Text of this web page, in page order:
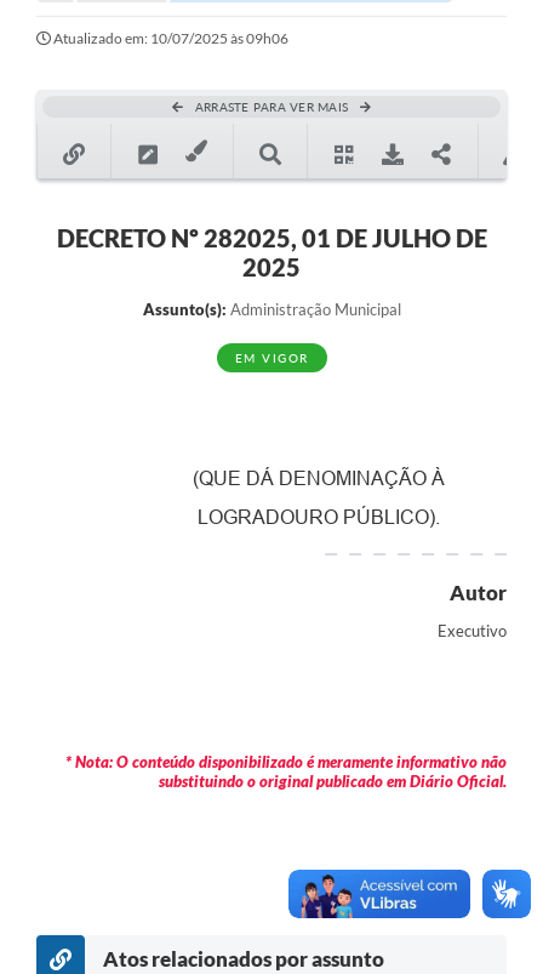
Notícias
Serviços Online
Multimídia
Empregos & Oportunidades
Atendimento Odontológico
Atualizado em: 10/07/2025 às 09h06
ARRASTE PARA VER MAIS
DECRETO Nº 282025, 01 DE JULHO DE
2025
Assunto(s): Administração Municipal
EM VIGOR
(QUE DÁ DENOMINAÇÃO À
LOGRADOURO PÚBLICO).
Autor
Executivo
* Nota: O conteúdo disponibilizado é meramente informativo não
substituindo o original publicado em Diário Oficial.
Atos relacionados por assunto